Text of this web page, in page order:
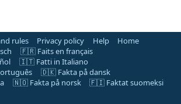
rules Privacy policy Help
Home
🇫🇷 Faits en français
🇮🇹 Fatti in Italiano
🇩🇰 Fakta på dansk
🇳🇴 Fakta på norsk
🇫🇮 Faktat suomeksi